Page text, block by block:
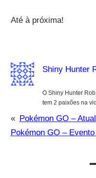
Até à próxima!
Shiny Hunter
O Shiny Hunter
tem 2 paixões na
«
Pokémon GO –
Pokémon GO –